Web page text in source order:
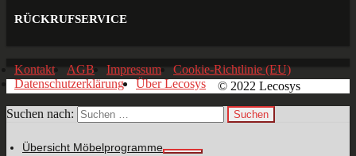
RÜCKRUFSERVICE
Kontakt AGB Impressum
Cookie-Richtlinie (EU)
Datenschutzerklärung
Über Lecosys © 2022 Lecosys
Suchen nach:
Übersicht Möbelprogramme